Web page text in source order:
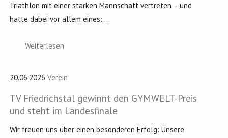
Triathlon mit einer starken Mannschaft vertreten – und
hatte dabei vor allem eines: ...
Weiterlesen
20.06.2026 Verein
TV Friedrichstal gewinnt den GYMWELT-Preis
und steht im Landesfinale
Wir freuen uns über einen besonderen Erfolg: Unsere